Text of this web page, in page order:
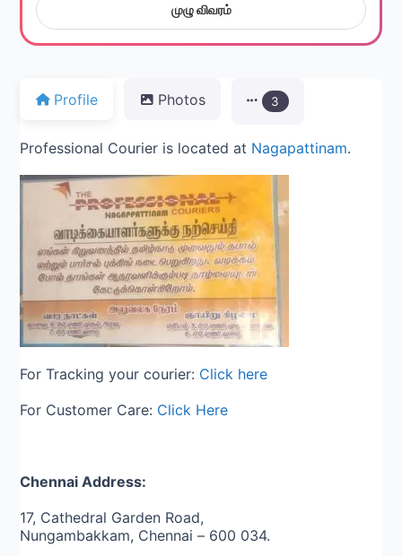
முழு விவரம்
Profile Photos 3
Professional Courier is located at Nagapattinam.
For Tracking your courier: Click here
For Customer Care: Click Here
Chennai Address:
17, Cathedral Garden Road,
Nungambakkam, Chennai – 600 034.